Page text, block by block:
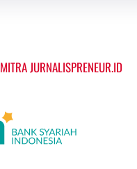
MITRA JURNALISPRENEUR.ID